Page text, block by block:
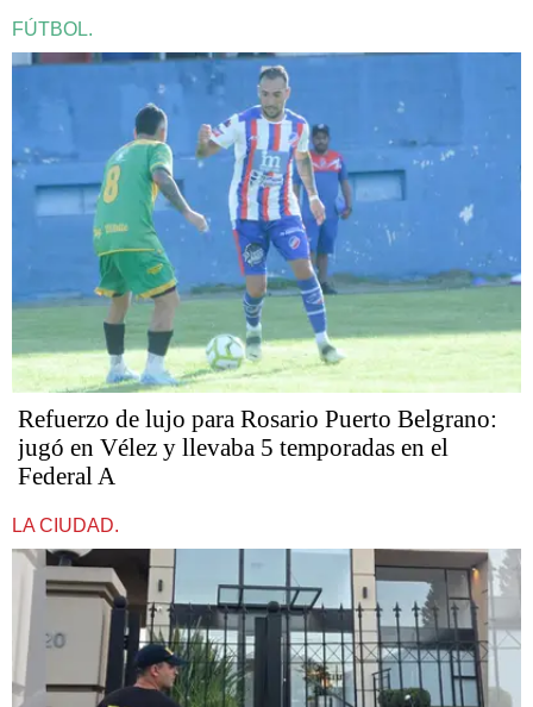
FÚTBOL.
Refuerzo de lujo para Rosario Puerto Belgrano:
jugó en Vélez y llevaba 5 temporadas en el
Federal A
LA CIUDAD.